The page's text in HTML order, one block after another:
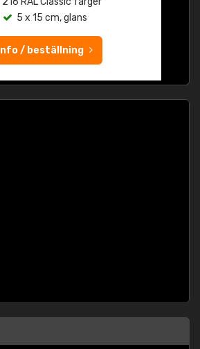
5 x 15 cm, glans
Info / beställning